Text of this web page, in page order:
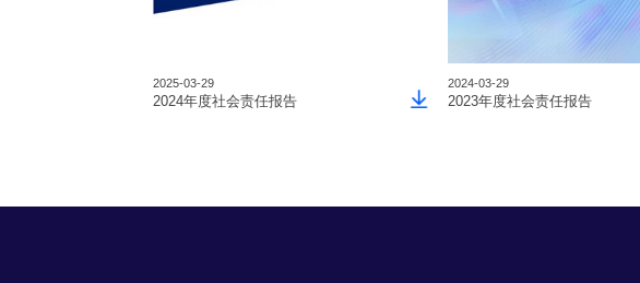
2025-03-29
2024年度社会责任报告
2024-03-29
2023年度社会责任报告